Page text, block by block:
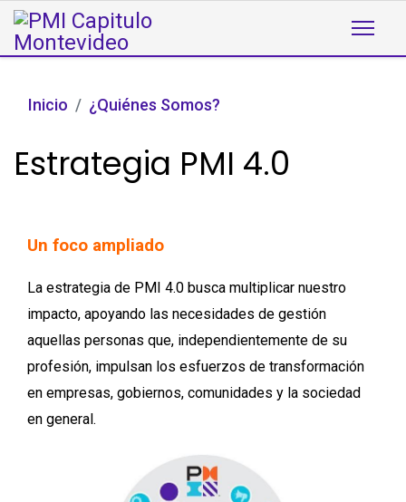
Inicio ¿Quiénes Somos?
Estrategia PMI 4.0
Un foco ampliado
La estrategia de PMI 4.0 busca multiplicar nuestro
impacto, apoyando las necesidades de gestión
aquellas personas que, independientemente de su
profesión, impulsan los esfuerzos de transformación
en empresas, gobiernos, comunidades y la sociedad
en general.